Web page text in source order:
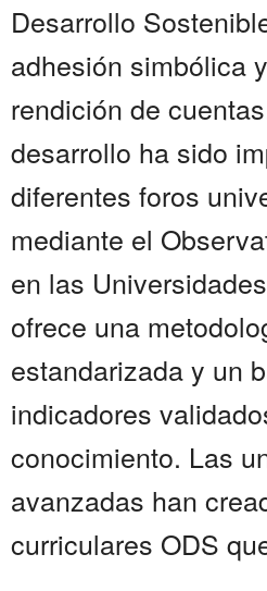
Desarrollo
adhesión simbólica
rendición de
desarrollo ha sido
diferentes foros
mediante el
en las
ofrece una
estandarizada y un
indicadores
conocimiento. Las
avanzadas han
curriculares ODS